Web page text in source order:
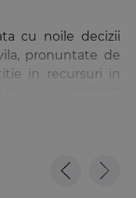
cu noile decizii
pronuntate de
in recursuri in
nr. 28/2017,
2018) si pentru
de Curtea
2017, Decizia nr.